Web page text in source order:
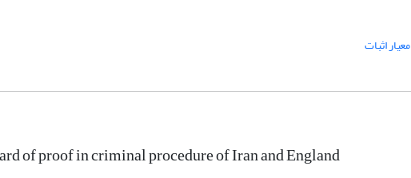
معیار اثبات
of proof in criminal procedure of Iran and England